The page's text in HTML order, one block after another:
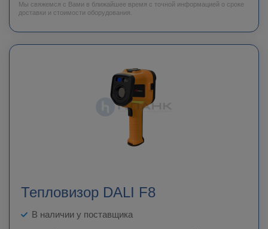
Мы свяжемся с Вами в ближайшее время с точной информацией о сроке
доставки и стоимости оборудования.
Тепловизор DALI F8
В наличии у поставщика